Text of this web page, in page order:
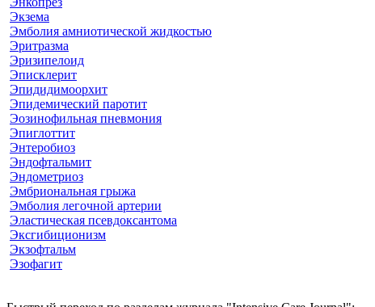
Экзема
Эмболия амниотической жидкостью
Эритразма
Эризипелоид
Эписклерит
Эпидидимоорхит
Эпидемический паротит
Эозинофильная пневмония
Эпиглоттит
Энтеробиоз
Эндофтальмит
Эндометриоз
Эмбриональная грыжа
Эмболия легочной артерии
Эластическая псевдоксантома
Эксгибиционизм
Экзофтальм
Эзофагит